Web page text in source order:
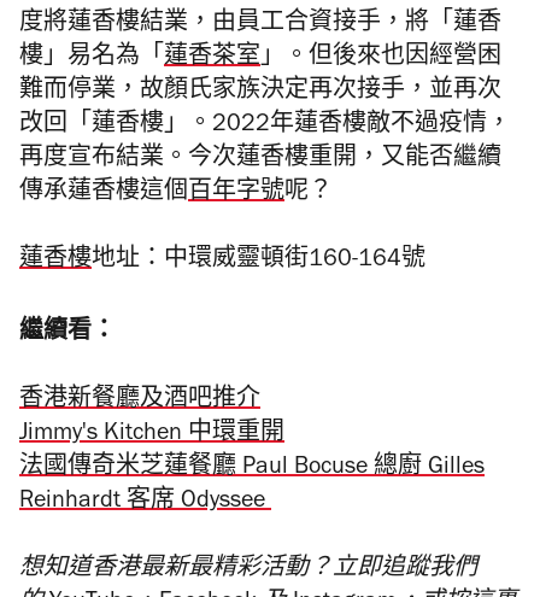
度將蓮香樓結業，由員工合資接手，將「蓮香
樓」易名為「 蓮香茶室」。但後來也因經營困
難而停業，故顏氏家族決定再次接手，並再次
改回「蓮香樓」。2022年蓮香樓敵不過疫情，
再度宣布結業。今次蓮香樓重開，又能否繼續
傳承蓮香樓這個百年字號呢？
蓮香樓地址：中環威靈頓街160-164號
繼續看：
香港新餐廳及酒吧推介
Jimmy's Kitchen 中環重開
法國傳奇米芝蓮餐廳 Paul Bocuse 總廚 Gilles
Reinhardt 客席Odyssee
想知道香港最新最精彩活動？立即追蹤我們